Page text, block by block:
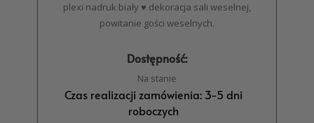
plexi nadruk biały ♥ dekoracja sali weselnej,
powitanie gości weselnych.
Dostępność:
Na stanie
Czas realizacji zamówienia: 3-5 dni
roboczych